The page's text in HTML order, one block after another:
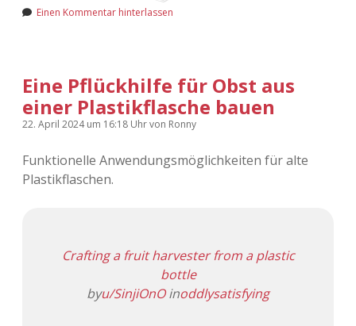
Einen Kommentar hinterlassen
Eine Pflückhilfe für Obst aus
einer Plastikflasche bauen
22. April 2024um 16:18 Uhrvon Ronny
Funktionelle Anwendungsmöglichkeiten für alte
Plastikflaschen.
Crafting a fruit harvester from a plastic
bottle
byu/SinjiOnOinoddlysatisfying